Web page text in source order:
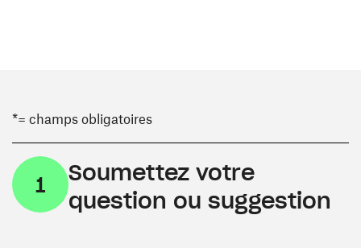
*= champs obligatoires
1
Soumettez votre
question ou suggestion